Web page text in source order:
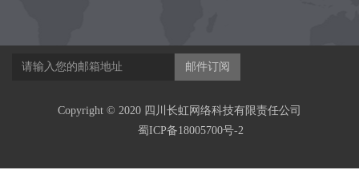
邮件订阅
Copyright © 2020 四川长虹网络科技有限责任公司
蜀ICP备18005700号-2